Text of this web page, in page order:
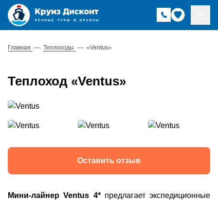
Главная — Теплоходы — «Ventus»
Теплоход «Ventus»
Оставить отзыв
Мини-лайнер Ventus 4*предлагает экспедиционные